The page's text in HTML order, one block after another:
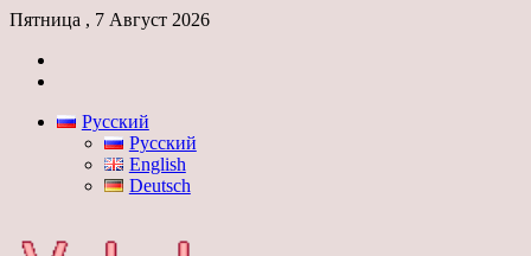
Пятница , 7 Август 2026
Русский
Русский
English
Deutsch